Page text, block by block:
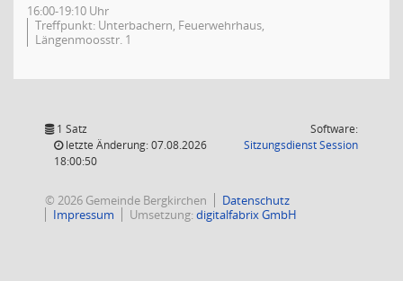
16:00-19:10 Uhr
Treffpunkt: Unterbachern, Feuerwehrhaus,
Längenmoosstr. 1
1 Satz
letzte Änderung: 07.08.2026
18:00:50
Software:
SitzungsdienstSession(Wird in
© 2026 Gemeinde Bergkirchen
Datenschutz
Impressum
Umsetzung:digitalfabrix GmbH